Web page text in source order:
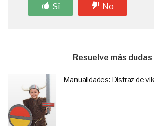
Sí
No
Resuelve más dudas
Manualidades: Disfraz de